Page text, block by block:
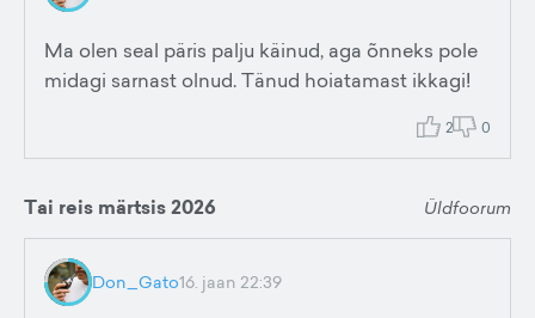
Ma olen seal päris palju käinud, aga õnneks pole
midagi sarnast olnud. Tänud hoiatamast ikkagi!
2 0
Tai reis märtsis 2026 Üldfoorum
Don_Gato16. jaan 22:39